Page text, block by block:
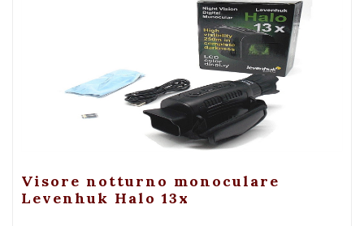
+ Visualizza
Visore notturno monoculare
Levenhuk Halo 13x